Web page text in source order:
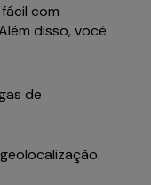
com
disso, você
de